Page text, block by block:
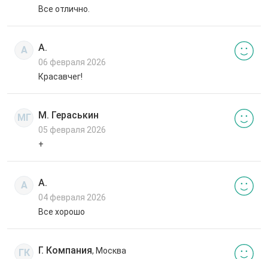
Все отлично.
А А.
06 февраля 2026
Красавчег!
МГ М. Гераськин
05 февраля 2026
+
А А.
04 февраля 2026
Все хорошо
ГК Г. Компания, Москва